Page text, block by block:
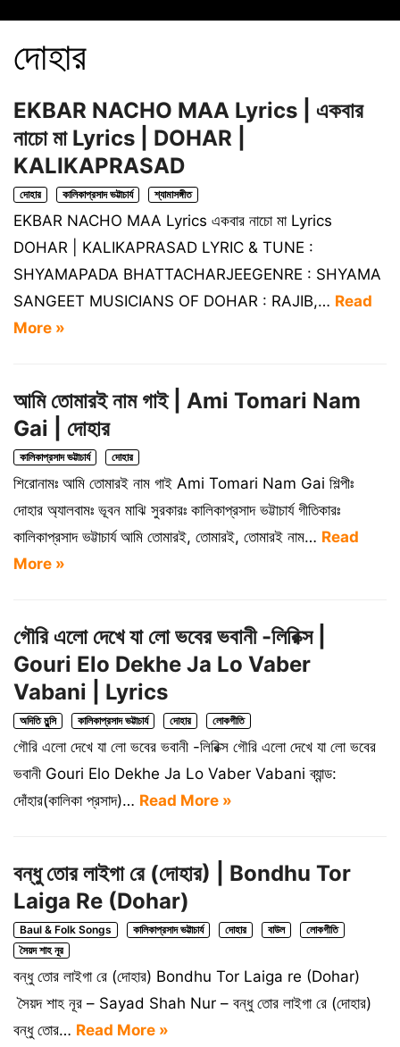
দোহার
EKBAR NACHO MAA Lyrics | একবার
নাচো মা Lyrics | DOHAR |
KALIKAPRASAD
দোহার কালিকাপ্রসাদ ভট্টাচার্য শ্যামাসঙ্গীত
EKBAR NACHO MAA Lyrics একবার নাচো মা Lyrics
DOHAR | KALIKAPRASAD LYRIC & TUNE :
SHYAMAPADA BHATTACHARJEEGENRE : SHYAMA
SANGEET MUSICIANS OF DOHAR : RAJIB,… Read
More »
আমি তোমারই নাম গাই | Ami Tomari Nam
Gai | দোহার
কালিকাপ্রসাদ ভট্টাচার্য দোহার
শিরোনামঃ আমি তোমারই নাম গাই Ami Tomari Nam Gai শিল্পীঃ
দোহার অ্যালবামঃ ভূবন মাঝি সুরকারঃ কালিকাপ্রসাদ ভট্টাচার্য গীতিকারঃ
কালিকাপ্রসাদ ভট্টাচার্য আমি তোমারই, তোমারই, তোমারই নাম… Read
More »
গৌরি এলো দেখে যা লো ভবের ভবানী -লিরিক্স |
Gouri Elo Dekhe Ja Lo Vaber
Vabani | Lyrics
অদিতি মুন্সি কালিকাপ্রসাদ ভট্টাচার্য দোহার লোকগীতি
গৌরি এলো দেখে যা লো ভবের ভবানী -লিরিক্স গৌরি এলো দেখে যা লো ভবের
ভবানী Gouri Elo Dekhe Ja Lo Vaber Vabani ব্যান্ড:
দোঁহার(কালিকা প্রসাদ)… Read More »
বন্ধু তোর লাইগা রে (দোহার) | Bondhu Tor
Laiga Re (Dohar)
Baul & Folk Songs কালিকাপ্রসাদ ভট্টাচার্য দোহার বাউল
লোকগীতি
সৈয়দ শাহ নূর
বন্ধু তোর লাইগা রে (দোহার) Bondhu Tor Laiga re (Dohar)
সৈয়দ শাহ নূর – Sayad Shah Nur – বন্ধু তোর লাইগা রে (দোহার)
বন্ধু তোর… Read More »